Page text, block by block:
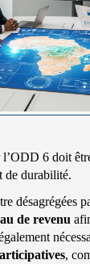
6 doit
de durabilité.
désagrégées
de revenu
,